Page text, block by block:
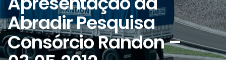
Abradir Pesquisa
Consórcio Randon –